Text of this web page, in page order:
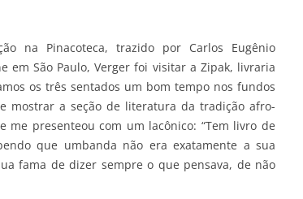
na Pinacoteca, trazido por Carlos Eugênio
em São Paulo, Verger foi visitar a Zipak, livraria
os três sentados um bom tempo nos fundos
mostrar a seção de literatura da tradição afro-
presenteou com um lacônico: “Tem livro de
que umbanda não era exatamente a sua
fama de dizer sempre o que pensava, de não